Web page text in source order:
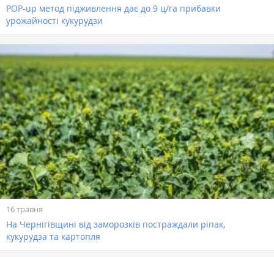
POP-up метод підживлення дає до 9 ц/га прибавки
урожайності кукурудзи
16 травня
На Чернігівщині від заморозків постраждали ріпак,
кукурудза та картопля